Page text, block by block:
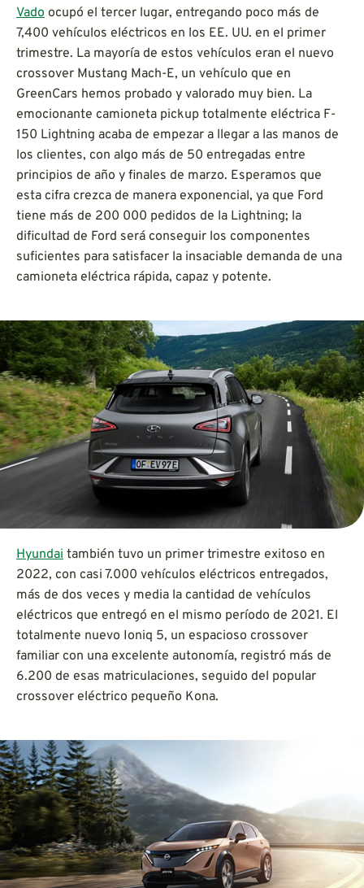
Vado ocupó el tercer lugar, entregando poco más de
7,400 vehículos eléctricos en los EE. UU. en el primer
trimestre. La mayoría de estos vehículos eran el nuevo
crossover Mustang Mach-E, un vehículo que en
GreenCars hemos probado y valorado muy bien. La
emocionante camioneta pickup totalmente eléctrica F-
150 Lightning acaba de empezar a llegar a las manos de
los clientes, con algo más de 50 entregadas entre
principios de año y finales de marzo. Esperamos que
esta cifra crezca de manera exponencial, ya que Ford
tiene más de 200 000 pedidos de la Lightning; la
dificultad de Ford será conseguir los componentes
suficientes para satisfacer la insaciable demanda de una
camioneta eléctrica rápida, capaz y potente.
Hyundai también tuvo un primer trimestre exitoso en
2022, con casi 7.000 vehículos eléctricos entregados,
más de dos veces y media la cantidad de vehículos
eléctricos que entregó en el mismo período de 2021. El
totalmente nuevo Ioniq 5, un espacioso crossover
familiar con una excelente autonomía, registró más de
6.200 de esas matriculaciones, seguido del popular
crossover eléctrico pequeño Kona.